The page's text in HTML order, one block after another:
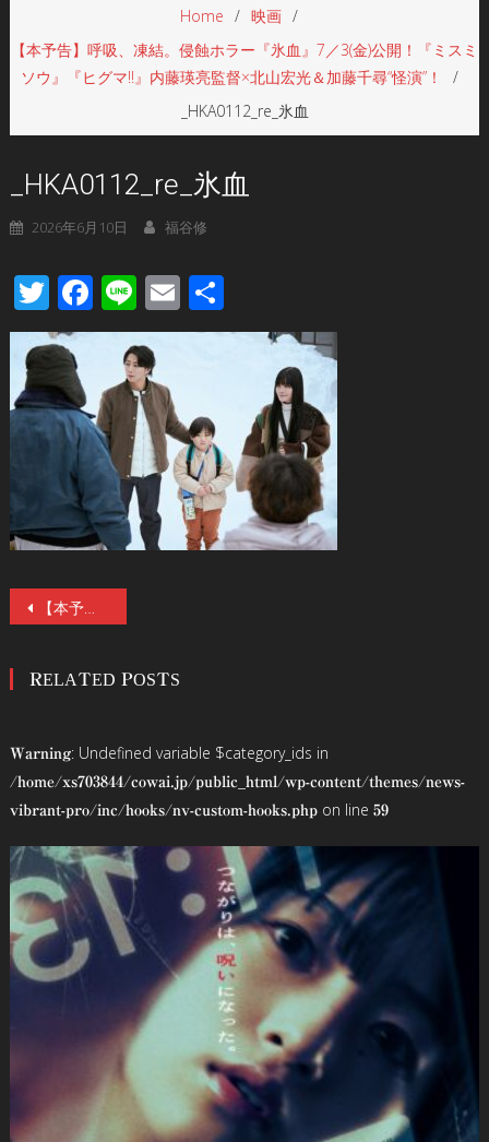
Home
映画
【本予告】呼吸、凍結。侵蝕ホラー『氷血』7／3(金)公開！『ミスミ
ソウ』『ヒグマ!!』内藤瑛亮監督×北山宏光＆加藤千尋“怪演”！
_HKA0112_re_氷血
_HKA0112_re_氷血
2026年6月10日 福谷修
Twitter
Facebook
LineEmail
有
投
ナ
ゲ
ー
シ
ョ
ン
【本予告】呼吸、凍結。侵蝕ホラー『氷血』7／3(金)公開！『ミスミソウ』『ヒグマ!!』内藤瑛亮監督×北山宏光＆加藤千尋“怪演”！
RELATED POSTS
Warning: Undefined variable $category_ids in
/home/xs703844/cowai.jp/public_html/wp-content/themes/news-
vibrant-pro/inc/hooks/nv-custom-hooks.phpon line 59